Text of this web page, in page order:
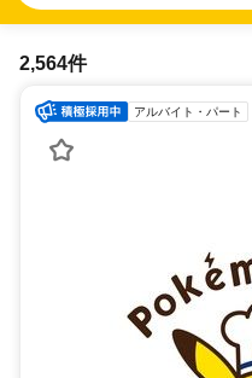
2,564件
アルバイト・パート